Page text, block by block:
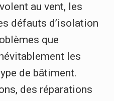
au vent, les
défauts d’isolation
que
les
de bâtiment.
des réparations